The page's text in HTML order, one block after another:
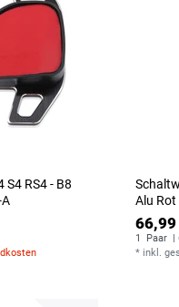
RS4 - B8
Alu Rot
1 Paar
* inkl.